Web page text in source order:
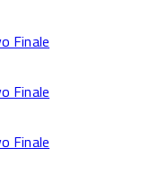
Finale
Finale
Finale